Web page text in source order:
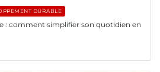
DURABLE
: comment simplifier son quotidien en